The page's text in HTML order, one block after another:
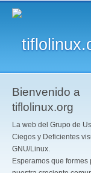
Bienvenido a
tiflolinux.org
La web del Grupo de
Ciegos y Deficientes
GNU/Linux.
Esperamos que formes